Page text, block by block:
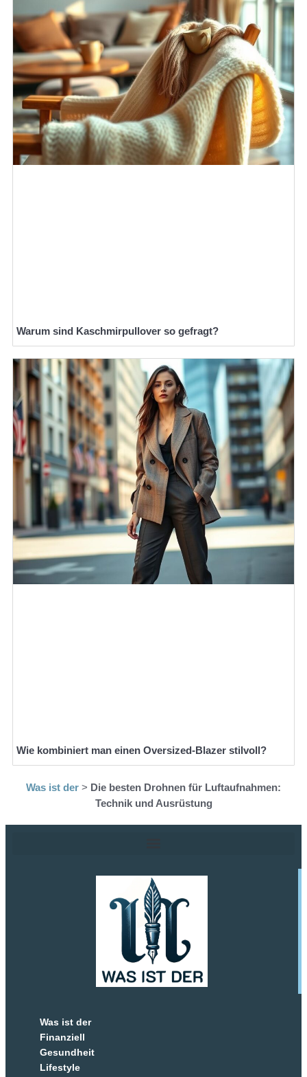
Warum sind Kaschmirpullover so gefragt?
Wie kombiniert man einen Oversized-Blazer stilvoll?
Was ist der > Die besten Drohnen für Luftaufnahmen:
Technik und Ausrüstung
Was ist der
Finanziell
Gesundheit
Lifestyle